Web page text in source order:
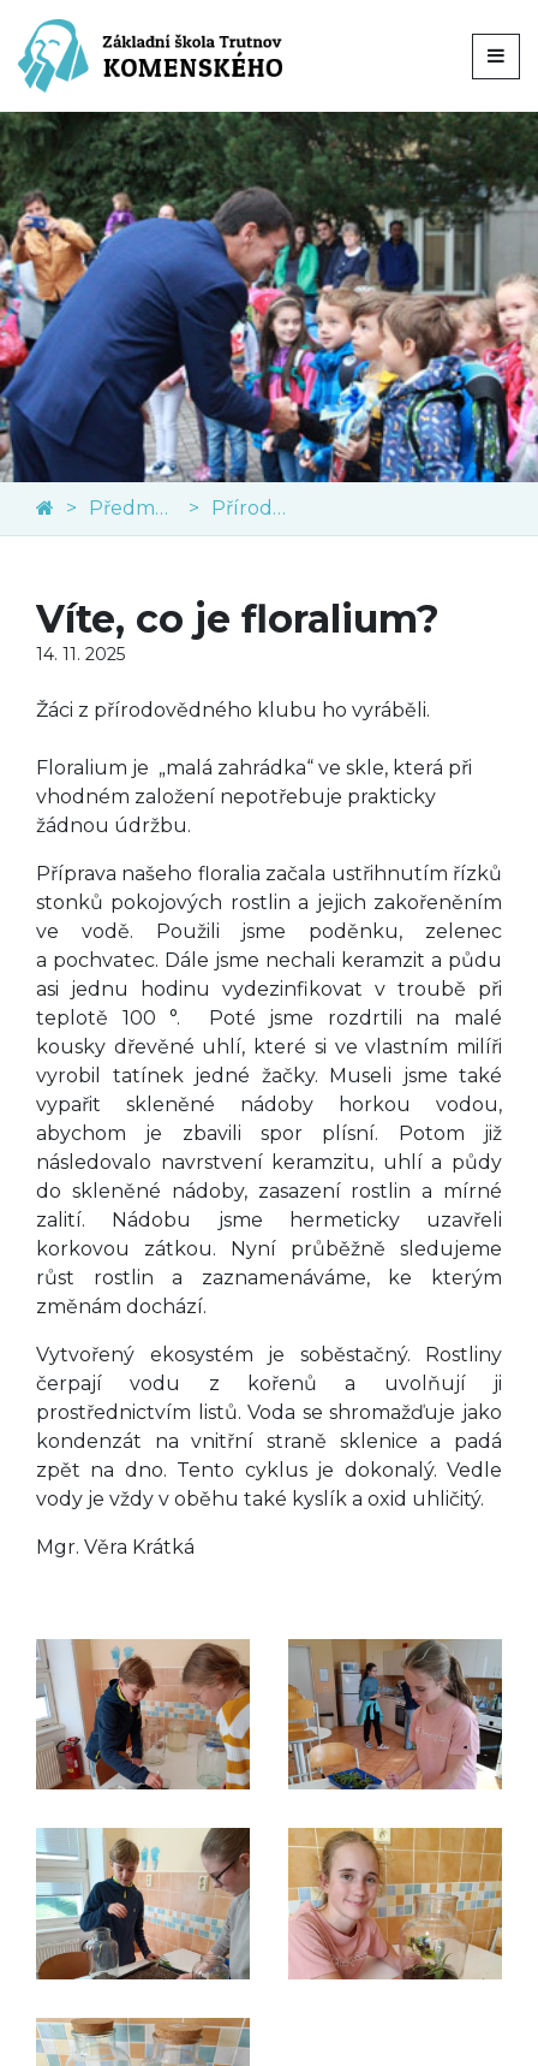
Předměty Přírodní vědy
Víte, co je floralium?
14. 11. 2025
Žáci z přírodovědného klubu ho vyráběli.
Floralium je „malá zahrádka“ ve skle, která při
vhodném založení nepotřebuje prakticky
žádnou údržbu.
Příprava našeho floralia začala ustřihnutím řízků
stonků pokojových rostlin a jejich zakořeněním
ve vodě. Použili jsme poděnku, zelenec
a pochvatec. Dále jsme nechali keramzit a půdu
asi jednu hodinu vydezinfikovat v troubě při
teplotě 100 °. Poté jsme rozdrtili na malé
kousky dřevěné uhlí, které si ve vlastním milíři
vyrobil tatínek jedné žačky. Museli jsme také
vypařit skleněné nádoby horkou vodou,
abychom je zbavili spor plísní. Potom již
následovalo navrstvení keramzitu, uhlí a půdy
do skleněné nádoby, zasazení rostlin a mírné
zalití. Nádobu jsme hermeticky uzavřeli
korkovou zátkou. Nyní průběžně sledujeme
růst rostlin a zaznamenáváme, ke kterým
změnám dochází.
Vytvořený ekosystém je soběstačný. Rostliny
čerpají vodu z kořenů a uvolňují ji
prostřednictvím listů. Voda se shromažďuje jako
kondenzát na vnitřní straně sklenice a padá
zpět na dno. Tento cyklus je dokonalý. Vedle
vody je vždy v oběhu také kyslík a oxid uhličitý.
Mgr. Věra Krátká